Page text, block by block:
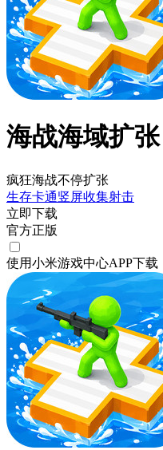
海战海域扩张
疯狂海战不停扩张
生存卡通竖屏收集射击
立即下载
官方正版
使用小米游戏中心APP下载